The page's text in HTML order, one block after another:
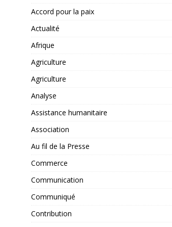
Accord pour la paix
Actualité
Afrique
Agriculture
Agriculture
Analyse
Assistance humanitaire
Association
Au fil de la Presse
Commerce
Communication
Communiqué
Contribution